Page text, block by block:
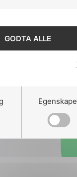
GODTA ALLE
nek@nek.no